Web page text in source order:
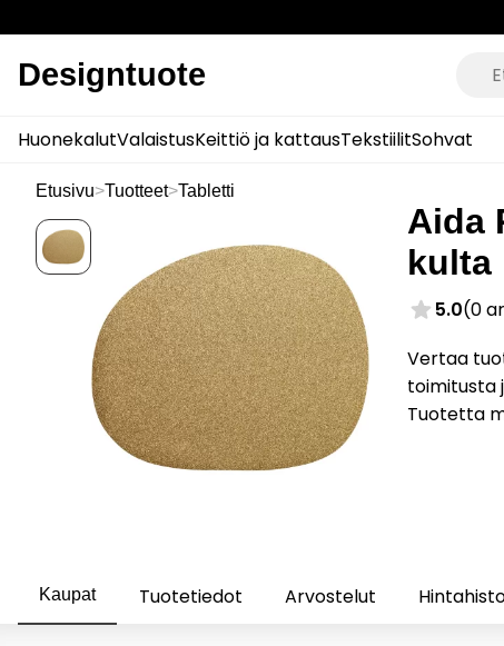
Designtuote
HuonekalutValaistusKeittiö ja kattausTekstiilitSohvat
Etusivu>Tuotteet>Tabletti
Aida
kulta
5.0(0
Vertaa
toimitusta
Tuotetta
Kaupat Tuotetiedot Arvostelut